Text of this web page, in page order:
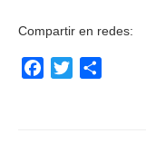
Compartir en redes:
Facebook
Twitter